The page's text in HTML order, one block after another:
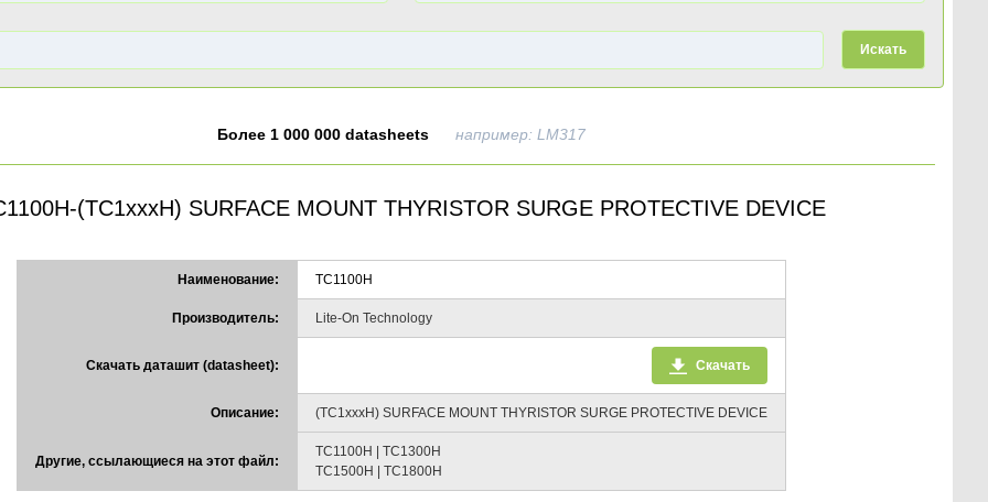
Искать
Более 1 000 000 datasheets например: LM317
(TC1xxxH) SURFACE MOUNT THYRISTOR SURGE PROTECTIVE DEVICE
Наименование: TC1100H
Производитель: Lite-On Technology
Скачать даташит (datasheet): Скачать
Описание: (TC1xxxH) SURFACE MOUNT THYRISTOR SURGE PROTECTIVE DEVICE
Другие, ссылающиеся на этот файл:
TC1100H | TC1300H
TC1500H | TC1800H